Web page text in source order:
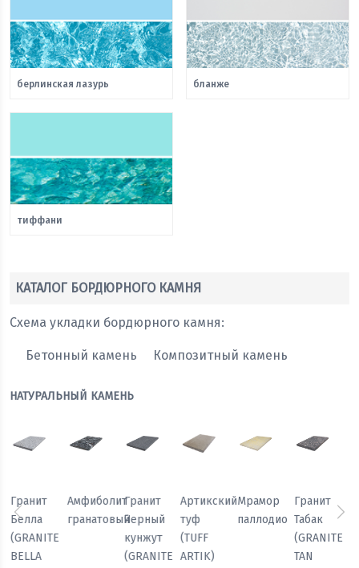
берлинская лазурь бланже
тиффани
КАТАЛОГ БОРДЮРНОГО КАМНЯ
Схема укладки бордюрного камня:
Бетонный камень Композитный камень
НАТУРАЛЬНЫЙ КАМЕНЬ
Мрамор
паллодио
Гранит
Табак
Гранит
Павлин
(GRANITE
PEACOCK
Гранит
Белла
(GRANITE
BELLA
Амфиболит
гранатовый
Гранит
Черный
кунжут
(GRANITE
Предыдущий